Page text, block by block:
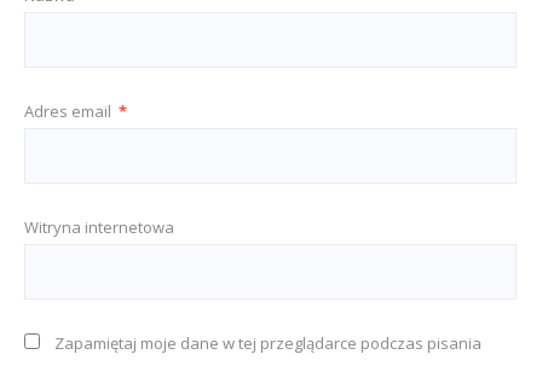
Adres email *
Witryna internetowa
Zapamiętaj moje dane w tej przeglądarce podczas pisania